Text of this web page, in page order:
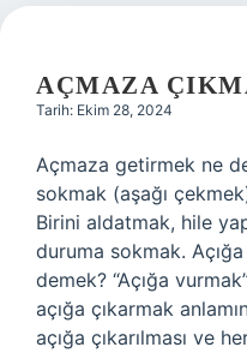
AÇMAZA
Tarih: Ekim 28, 2024
Açmaza getirmek ne
sokmak (aşağı
Birini aldatmak, hile
duruma sokmak.
demek? “Açığa
açığa çıkarmak
açığa çıkarılması ve